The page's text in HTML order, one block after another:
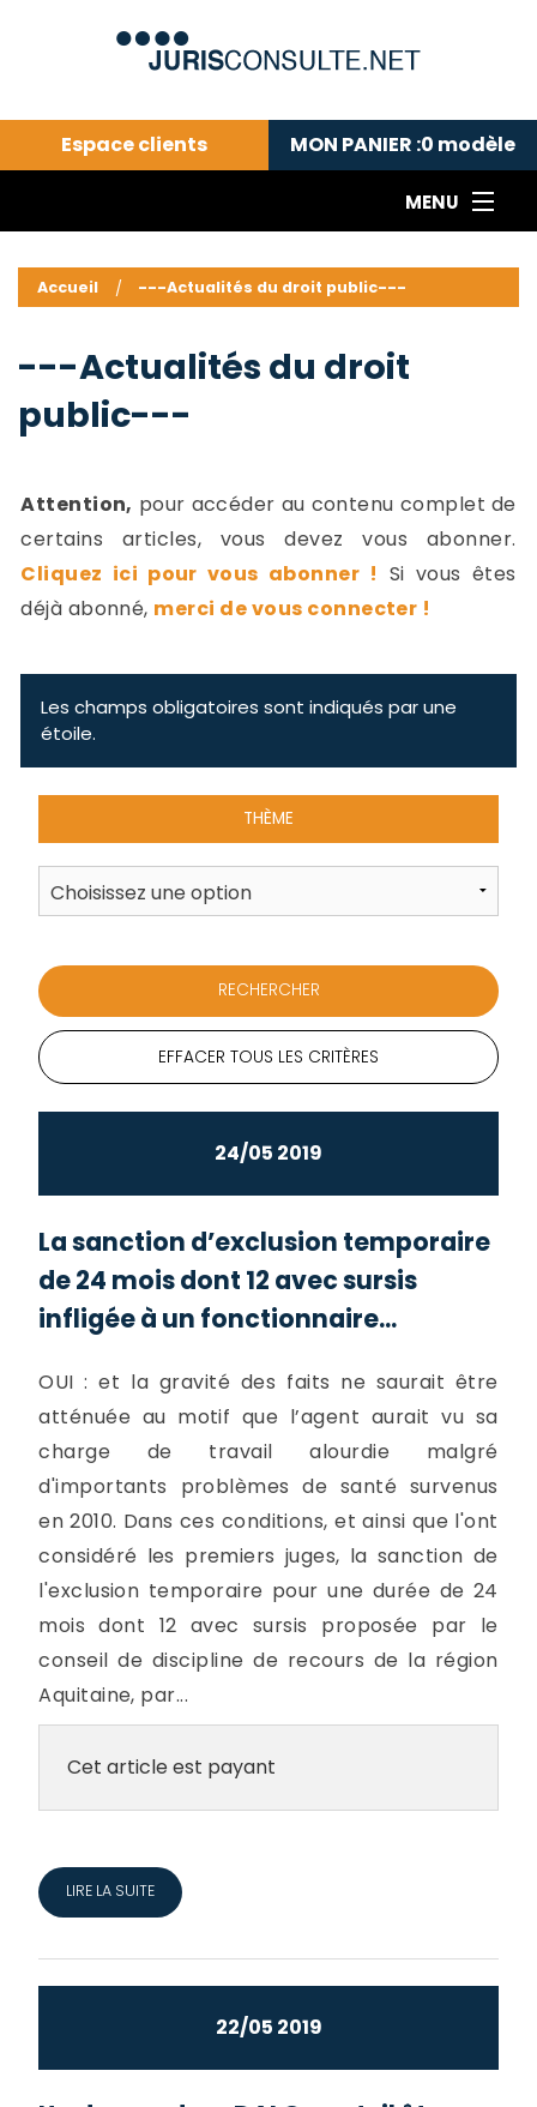
Espace clients MON PANIER :0 modèle
MENU
---Actualités du droit public---
Droit pénal---
Droit privé ---
Abonnement aux actualités
Accueil ---Actualités du droit public---
---Actualités du droit
public---
Attention, pour accéder au contenu complet de
certains articles, vous devez vous abonner.
Cliquez ici pour vous abonner ! Si vous êtes
déjà abonné, merci de vous connecter !
Les champs obligatoires sont indiqués par une
étoile.
THÈME
EFFACER TOUS LES CRITÈRES
24/05 2019
La sanction d’exclusion temporaire
de 24 mois dont 12 avec sursis
infligée à un fonctionnaire...
OUI : et la gravité des faits ne saurait être
atténuée au motif que l’agent aurait vu sa
charge de travail alourdie malgré
d'importants problèmes de santé survenus
en 2010. Dans ces conditions, et ainsi que l'ont
considéré les premiers juges, la sanction de
l'exclusion temporaire pour une durée de 24
mois dont 12 avec sursis proposée par le
conseil de discipline de recours de la région
Aquitaine, par...
Cet article est payant
LIRE LA SUITE
22/05 2019